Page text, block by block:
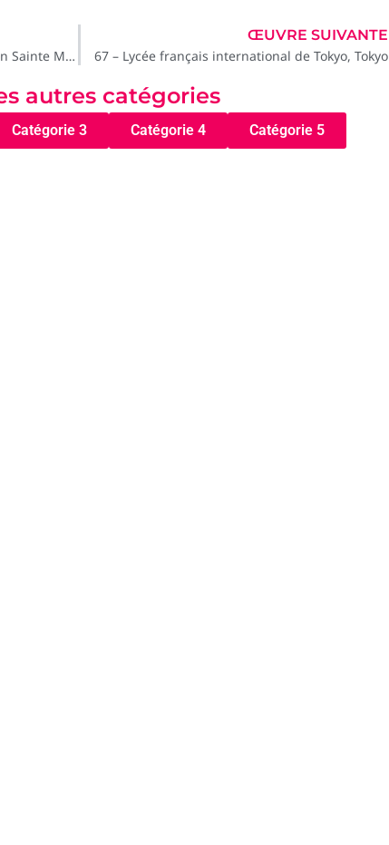
2nd3 Sainte Marie, Antony – Institution Sainte Marie, Antony
ŒUVRE SUIVANTE
67 – Lycée français international de Tokyo, Tokyo
autres catégories
Catégorie 3 Catégorie 4 Catégorie 5